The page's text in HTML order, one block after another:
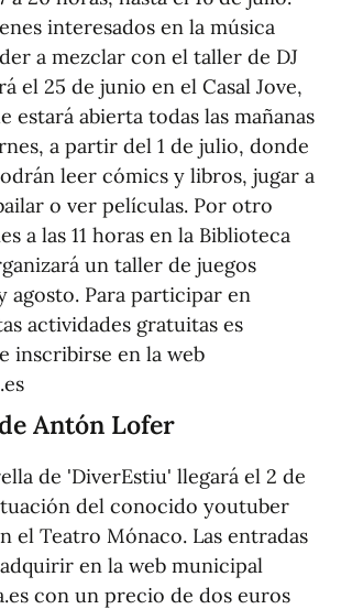
interesados en la música
a mezclar con el taller de DJ
el 25 de junio en el Casal Jove,
estará abierta todas las mañanas
a partir del 1 de julio, donde
leer cómics y libros, jugar a
o ver películas. Por otro
a las 11 horas en la Biblioteca
un taller de juegos
agosto. Para participar en
actividades gratuitas es
inscribirse en la web
Antón Lofer
de 'DiverEstiu' llegará el 2 de
del conocido youtuber
el Teatro Mónaco. Las entradas
en la web municipal
con un precio de dos euros